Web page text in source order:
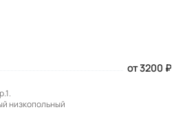
от 3200 ₽
низкопольный